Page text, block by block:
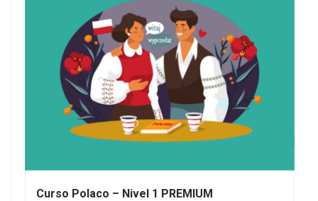
Curso Polaco – Nivel 1 PREMIUM